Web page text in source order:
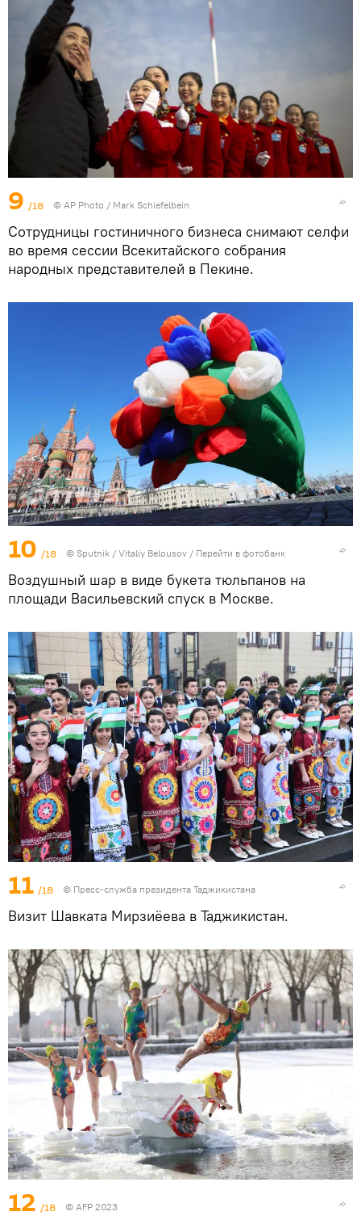
9 /18 © AP Photo / Mark Schiefelbein
Сотрудницы гостиничного бизнеса снимают селфи
во время сессии Всекитайского собрания
народных представителей в Пекине.
10 /18 © Sputnik / Vitaliy Belousov / Перейти в фотобанк
Воздушный шар в виде букета тюльпанов на
площади Васильевский спуск в Москве.
11 /18 © Пресс-служба президента Таджикистана
Визит Шавката Мирзиёева в Таджикистан.
12 /18 © AFP 2023